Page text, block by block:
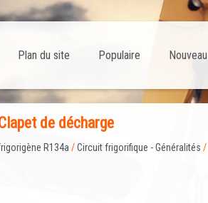
Nouveau
Populaire
Plan du site
de décharge
R134a /Circuit frigorifique - Généralités /